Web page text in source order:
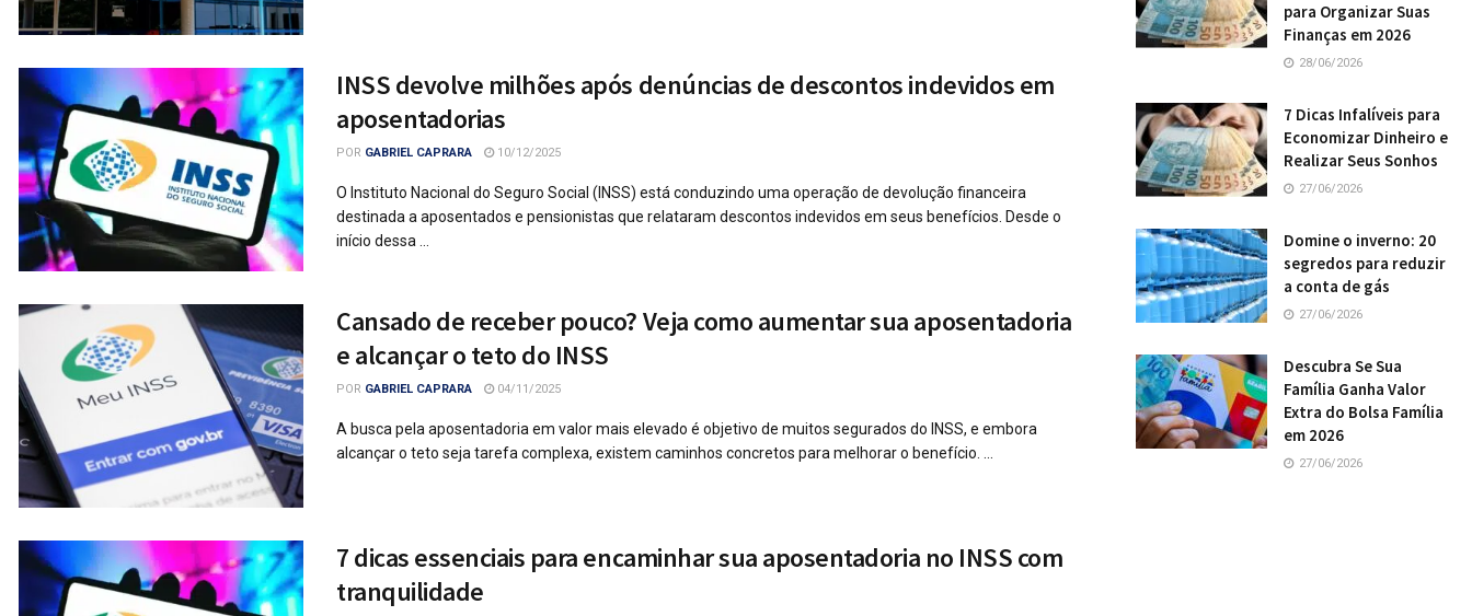
INSS devolve milhões após denúncias de descontos indevidos em
aposentadorias
POR GABRIEL CAPRARA 10/12/2025
O Instituto Nacional do Seguro Social (INSS) está conduzindo uma operação de devolução financeira
destinada a aposentados e pensionistas que relataram descontos indevidos em seus benefícios. Desde o
início dessa ...
Cansado de receber pouco? Veja como aumentar sua aposentadoria
e alcançar o teto do INSS
POR GABRIEL CAPRARA 04/11/2025
A busca pela aposentadoria em valor mais elevado é objetivo de muitos segurados do INSS, e embora
alcançar o teto seja tarefa complexa, existem caminhos concretos para melhorar o benefício. ...
7 dicas essenciais para encaminhar sua aposentadoria no INSS com
tranquilidade
para Organizar Suas
Finanças em 2026
28/06/2026
7 Dicas Infalíveis para
Economizar Dinheiro e
Realizar Seus Sonhos
27/06/2026
Domine o inverno: 20
segredos para reduzir
a conta de gás
27/06/2026
Descubra Se Sua
Família Ganha Valor
Extra do Bolsa Família
em 2026
27/06/2026